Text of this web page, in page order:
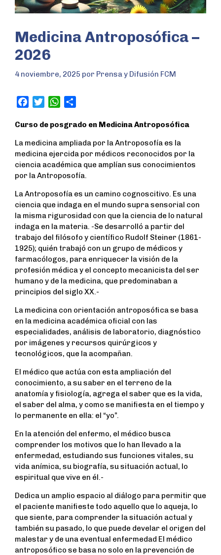
Medicina Antroposófica –
2026
4 noviembre, 2025 por Prensa y Difusión FCM
c
b
o
i
r
W
a
A
p
a
Curso de posgrado en Medicina Antroposófica
La medicina ampliada por la Antroposofía es la
medicina ejercida por médicos reconocidos por la
ciencia académica que amplían sus conocimientos
por la Antroposofía.
La Antroposofía es un camino cognoscitivo. Es una
ciencia que indaga en el mundo supra sensorial con
la misma rigurosidad con que la ciencia de lo natural
indaga en la materia. -Se desarrolló a partir del
trabajo del filósofo y científico Rudolf Steiner (1861-
1925); quién trabajó con un grupo de médicos y
farmacólogos, para enriquecer la visión de la
profesión médica y el concepto mecanicista del ser
humano y de la medicina, que predominaban a
principios del siglo XX.-
La medicina con orientación antroposófica se basa
en la medicina académica oficial con las
especialidades, análisis de laboratorio, diagnóstico
por imágenes y recursos quirúrgicos y
tecnológicos, que la acompañan.
El médico que actúa con esta ampliación del
conocimiento, a su saber en el terreno de la
anatomía y fisiología, agrega el saber que es la vida,
el saber del alma, y como se manifiesta en el tiempo y
lo permanente en ella: el “yo”.
En la atención del enfermo, el médico busca
comprender los motivos que lo han llevado a la
enfermedad, estudiando sus funciones vitales, su
vida anímica, su biografía, su situación actual, lo
espiritual que vive en él.-
Dedica un amplio espacio al diálogo para permitir que
el paciente manifieste todo aquello que lo aqueja, lo
que siente, para comprender la situación actual y
también su pasado, lo que puede develar el origen del
malestar y de una eventual enfermedad El médico
antroposófico se basa no solo en la prevención de